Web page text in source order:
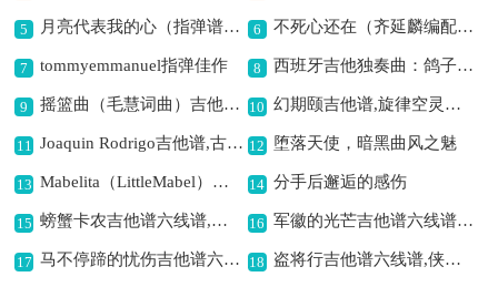
5 月亮代表我的心（指弹谱）吉他谱六线谱,深情爱意的表达 6 不死心还在（齐延麟编配版）吉他谱六线谱,诠释执着的爱
7 tommyemmanuel指弹佳作 8 西班牙吉他独奏曲：鸽子吉他谱六线谱,传递和平与温情
9 摇篮曲（毛慧词曲）吉他谱六线谱,温馨曲风助入眠 10 幻期颐吉他谱,旋律空灵奇幻
11 Joaquin Rodrigo吉他谱,古典旋律之美 12 堕落天使，暗黑曲风之魅
13 Mabelita（LittleMabel）（古典吉他）吉他谱六线谱,古典韵味悠扬 14 分手后邂逅的感伤
15 螃蟹卡农吉他谱六线谱,经典曲目韵味浓 16 军徽的光芒吉他谱六线谱,彰显军人荣耀
17 马不停蹄的忧伤吉他谱六线谱,唱出无尽哀愁 18 盗将行吉他谱六线谱,侠义江湖的赞歌